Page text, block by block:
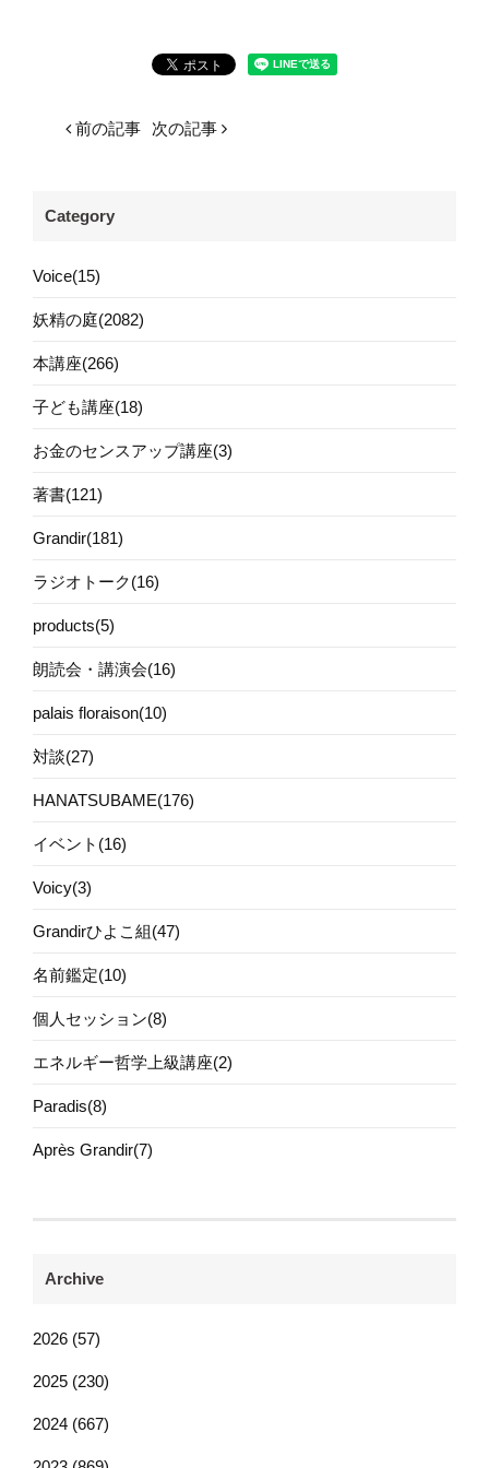
前の記事 次の記事
Category
Voice(15)
妖精の庭(2082)
本講座(266)
子ども講座(18)
お金のセンスアップ講座(3)
著書(121)
Grandir(181)
ラジオトーク(16)
products(5)
朗読会・講演会(16)
palais floraison(10)
対談(27)
HANATSUBAME(176)
イベント(16)
Voicy(3)
Grandirひよこ組(47)
名前鑑定(10)
個人セッション(8)
エネルギー哲学上級講座(2)
Paradis(8)
Après Grandir(7)
Archive
2026 (57)
2025 (230)
2024 (667)